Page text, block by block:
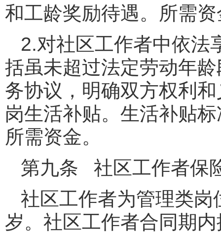
和工龄奖励待遇。所需
2.对社区工作者中依法
括虽未超过法定劳动年
务协议，明确双方权利
岗生活补贴。生活补贴
所需资金。
第九条 社区工作者保
社区工作者为管理类
岁。社区工作者合同期